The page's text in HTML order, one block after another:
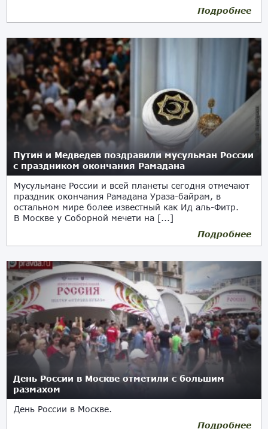
Подробнее
Путин и Медведев поздравили мусульман России
с праздником окончания Рамадана
Мусульмане России и всей планеты сегодня отмечают
праздник окончания Рамадана Ураза-байрам, в
остальном мире более известный как Ид аль-Фитр.
В Москве у Соборной мечети на [...]
Подробнее
День России в Москве отметили с большим
размахом
День России в Москве.
Подробнее